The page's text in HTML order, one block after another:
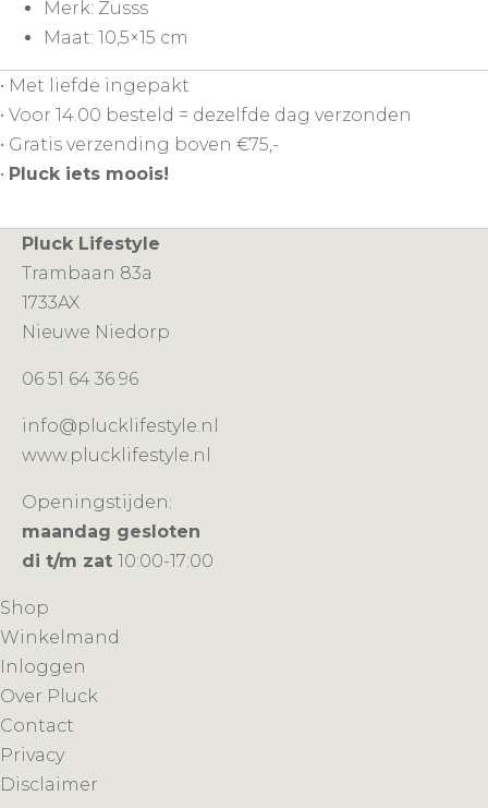
Merk: Zusss
Maat: 10,5×15 cm
• Met liefde ingepakt
• Voor 14.00 besteld = dezelfde dag verzonden
• Gratis verzending boven €75,-
• Pluck iets moois!
Pluck Lifestyle
Trambaan 83a
1733AX
Nieuwe Niedorp
06 51 64 36 96
info@plucklifestyle.nl
www.plucklifestyle.nl
Openingstijden:
maandag gesloten
di t/m zat 10:00-17:00
Shop
Winkelmand
Inloggen
Over Pluck
Contact
Privacy
Disclaimer